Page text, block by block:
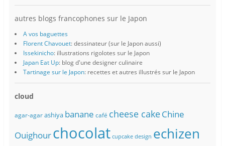
autres blogs francophones sur le Japon
A vos baguettes
Florent Chavouet: dessinateur (sur le Japon aussi)
Issekinicho: illustrations rigolotes sur le Japon
Japan Eat Up: blog d'une designer culinaire
Tartinage sur le Japon: recettes et autres illustrés sur le Japon
cloud
agar-agar ashiya banane café cheese cakeChine
Ouighourchocolat cupcake design echizen